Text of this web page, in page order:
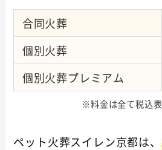
合同火葬
個別火葬
個別火葬プレミアム
※料金は全て税込
ペット火葬スイレン京都は、